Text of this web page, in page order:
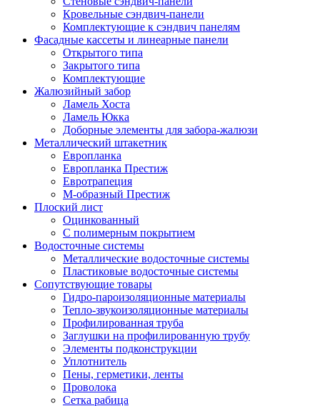
Кровельные сэндвич-панели
Комплектующие к сэндвич панелям
Фасадные кассеты и линеарные панели
Открытого типа
Закрытого типа
Комплектующие
Жалюзийный забор
Ламель Хоста
Ламель Юкка
Доборные элементы для забора-жалюзи
Металлический штакетник
Европланка
Европланка Престиж
Евротрапеция
М-образный Престиж
Плоский лист
Оцинкованный
С полимерным покрытием
Водосточные системы
Металлические водосточные системы
Пластиковые водосточные системы
Сопутствующие товары
Гидро-пароизоляционные материалы
Тепло-звукоизоляционные материалы
Профилированная труба
Заглушки на профилированную трубу
Элементы подконструкции
Уплотнитель
Пены, герметики, ленты
Проволока
Сетка рабица